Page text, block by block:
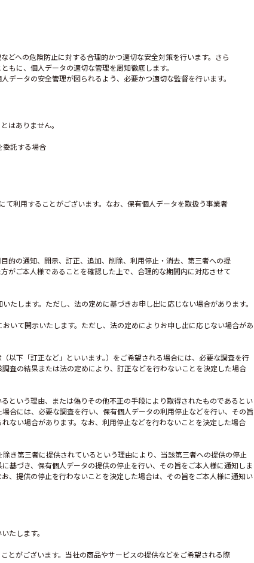
どへの危険防止に対する合理的かつ適切な安全対策を行います。さら
もに、個人データの適切な管理を周知徹底します。
ータの安全管理が図られるよう、必要かつ適切な監督を行います。
はありません。
委託する場合
利用することがございます。なお、保有個人データを取扱う事業者
的の通知、開示、訂正、追加、削除、利用停止・消去、第三者への提
がご本人様であることを確認した上で、合理的な期間内に対応させて
します。ただし、法の定めに基づきお申し出に応じない場合があります。
いて開示いたします。ただし、法の定めによりお申し出に応じない場合があ
以下「訂正など」といいます｡）をご希望される場合には、必要な調査を行
査の結果または法の定めにより、訂正などを行わないことを決定した場合
という理由、または偽りその他不正の手段により取得されたものであるとい
合には、必要な調査を行い、保有個人データの利用停止などを行い、その旨
ない場合があります。なお、利用停止などを行わないことを決定した場合
き第三者に提供されているという理由により、当該第三者への提供の停止
基づき、保有個人データの提供の停止を行い、その旨をご本人様に通知しま
、提供の停止を行わないことを決定した場合は、その旨をご本人様に通知い
たします。
とがございます。当社の商品やサービスの提供などをご希望される際